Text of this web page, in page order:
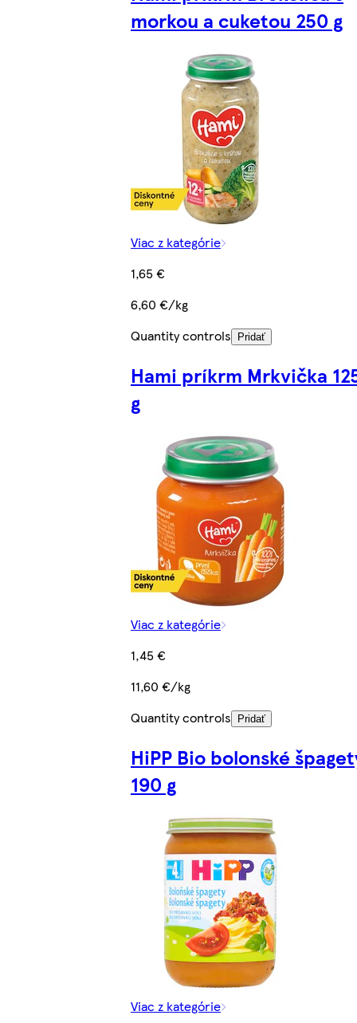
morkou a cuketou 250 g
Viac z kategórie
1,65 €
6,60 €/kg
Quantity controls
Pridať
Hami príkrm Mrkvička
g
Viac z kategórie
1,45 €
11,60 €/kg
Quantity controls
Pridať
HiPP Bio bolonské
190 g
Viac z kategórie